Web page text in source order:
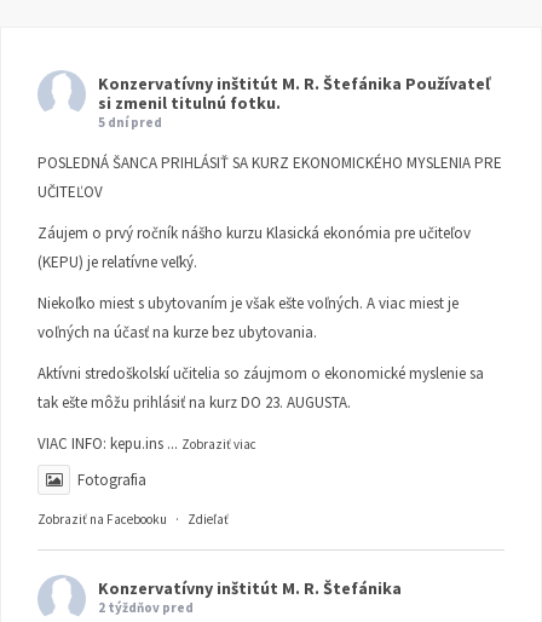
Konzervatívny inštitút M. R. Štefánika Používateľ
si zmenil titulnú fotku.
5 dní pred
POSLEDNÁ ŠANCA PRIHLÁSIŤ SA KURZ EKONOMICKÉHO MYSLENIA PRE
UČITEĽOV
Záujem o prvý ročník nášho kurzu Klasická ekonómia pre učiteľov
(KEPU) je relatívne veľký.
Niekoľko miest s ubytovaním je však ešte voľných. A viac miest je
voľných na účasť na kurze bez ubytovania.
Aktívni stredoškolskí učitelia so záujmom o ekonomické myslenie sa
tak ešte môžu prihlásiť na kurz DO 23. AUGUSTA.
VIAC INFO: kepu.ins ... Zobraziť viac
Fotografia
Zobraziť na Facebooku · Zdieľať
Konzervatívny inštitút M. R. Štefánika
2 týždňov pred